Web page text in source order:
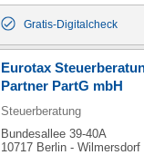
Gratis-Digitalcheck
Eurotax
Partner PartG mbH
Steuerberatung
Bundesallee 39-40A
10717 Berlin - Wilmersdorf